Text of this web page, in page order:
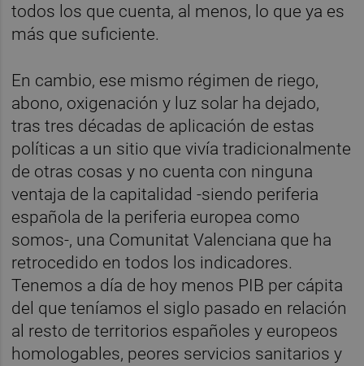
todos los que cuenta, al menos, lo que ya es
más que suficiente.
En cambio, ese mismo régimen de riego,
abono, oxigenación y luz solar ha dejado,
tras tres décadas de aplicación de estas
políticas a un sitio que vivía tradicionalmente
de otras cosas y no cuenta con ninguna
ventaja de la capitalidad -siendo periferia
española de la periferia europea como
somos-, una Comunitat Valenciana que ha
retrocedido en todos los indicadores.
Tenemos a día de hoy menos PIB per cápita
del que teníamos el siglo pasado en relación
al resto de territorios españoles y europeos
homologables, peores servicios sanitarios y